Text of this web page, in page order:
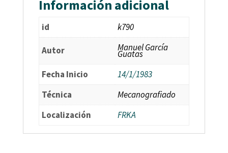
Información adicional
id k790
Autor Manuel García
Guatas
Fecha Inicio
14/1/1983
Técnica
Mecanografiado
Localización
FRKA